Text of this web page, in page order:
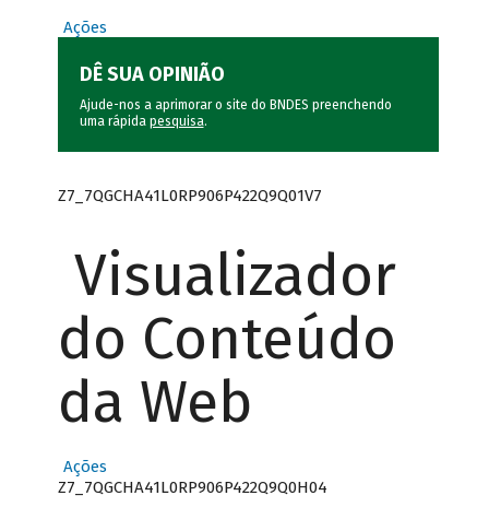
Ações
DÊ SUA OPINIÃO
Ajude-nos a aprimorar o site do BNDES preenchendo
uma rápida pesquisa.
Z7_7QGCHA41L0RP906P422Q9Q01V7
Visualizador
do Conteúdo
da Web
Ações
Z7_7QGCHA41L0RP906P422Q9Q0H04